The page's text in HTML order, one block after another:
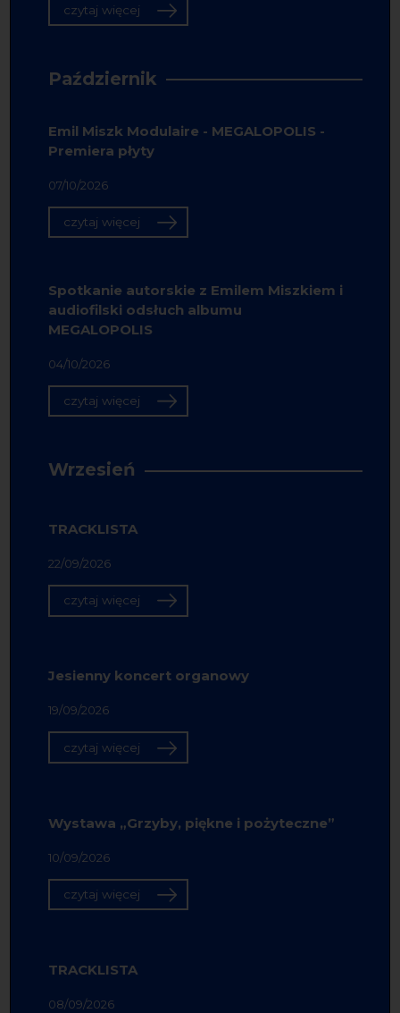
czytaj więcej
Październik
Emil Miszk Modulaire - MEGALOPOLIS -
Premiera płyty
07/10/2026
czytaj więcej
Spotkanie autorskie z Emilem Miszkiem i
audiofilski odsłuch albumu
MEGALOPOLIS
04/10/2026
czytaj więcej
Wrzesień
TRACKLISTA
22/09/2026
czytaj więcej
Jesienny koncert organowy
19/09/2026
czytaj więcej
Wystawa „Grzyby, piękne i pożyteczne”
10/09/2026
czytaj więcej
TRACKLISTA
08/09/2026